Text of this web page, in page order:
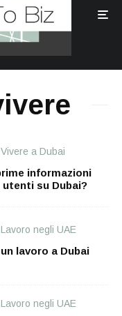
Vivere a Dubai
informazioni
su Dubai?
Lavoro negli UAE
lavoro a Dubai
Lavoro negli UAE